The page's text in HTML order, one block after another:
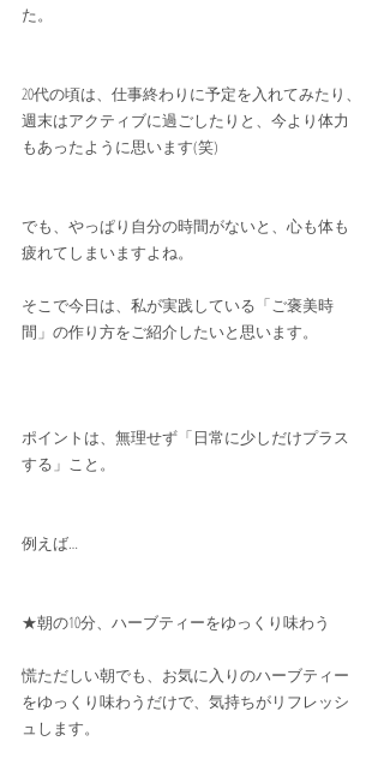
た。
20代の頃は、仕事終わりに予定を入れてみたり、
週末はアクティブに過ごしたりと、今より体力
もあったように思います(笑)
でも、やっぱり自分の時間がないと、心も体も
疲れてしまいますよね。
そこで今日は、私が実践している「ご褒美時
間」の作り方をご紹介したいと思います。
ポイントは、無理せず「日常に少しだけプラス
する」こと。
例えば…
★朝の10分、ハーブティーをゆっくり味わう
慌ただしい朝でも、お気に入りのハーブティー
をゆっくり味わうだけで、気持ちがリフレッシ
ュします。